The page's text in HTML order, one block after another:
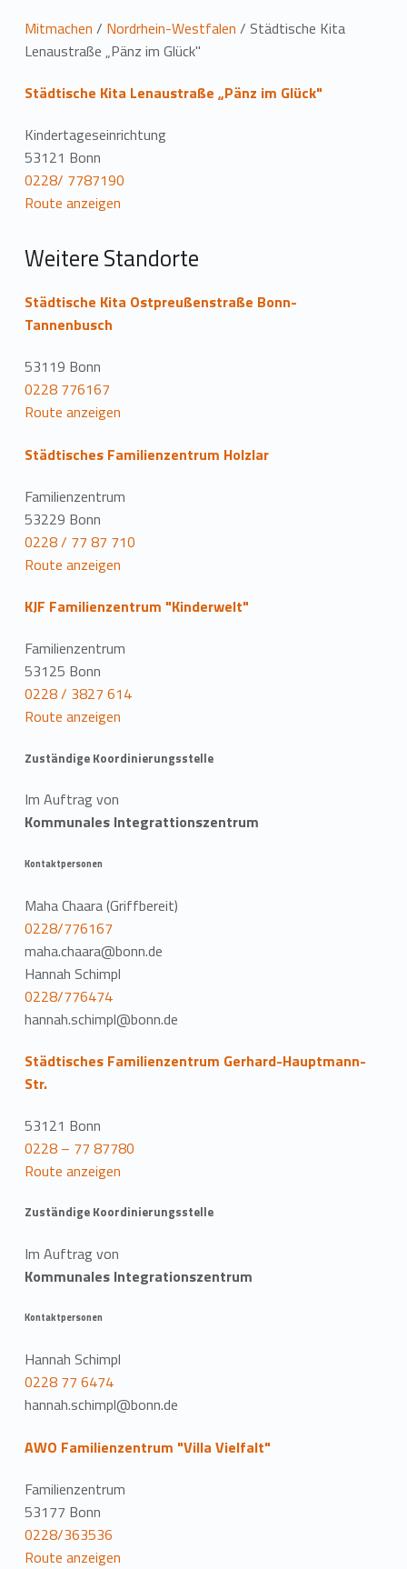
L
o
c
a
t
i
o
n
Mitmachen / Nordrhein-Westfalen / Städtische Kita
Lenaustraße „Pänz im Glück"
Städtische Kita Lenaustraße „Pänz im Glück"
Kindertageseinrichtung
53121 Bonn
0228/ 7787190
Route anzeigen
Weitere Standorte
Städtische Kita Ostpreußenstraße Bonn-
Tannenbusch
53119 Bonn
0228 776167
Route anzeigen
Städtisches Familienzentrum Holzlar
Familienzentrum
53229 Bonn
0228 / 77 87 710
Route anzeigen
KJF Familienzentrum "Kinderwelt"
Familienzentrum
53125 Bonn
0228 / 3827 614
Route anzeigen
Zuständige Koordinierungsstelle
Im Auftrag von
Kommunales Integrattionszentrum
Kontaktpersonen
Maha Chaara (Griffbereit)
0228/776167
maha.chaara@bonn.de
Hannah Schimpl
0228/776474
hannah.schimpl@bonn.de
Städtisches Familienzentrum Gerhard-Hauptmann-
Str.
53121 Bonn
0228 – 77 87780
Route anzeigen
Zuständige Koordinierungsstelle
Im Auftrag von
Kommunales Integrationszentrum
Kontaktpersonen
Hannah Schimpl
0228 77 6474
hannah.schimpl@bonn.de
AWO Familienzentrum "Villa Vielfalt"
Familienzentrum
53177 Bonn
0228/363536
Route anzeigen